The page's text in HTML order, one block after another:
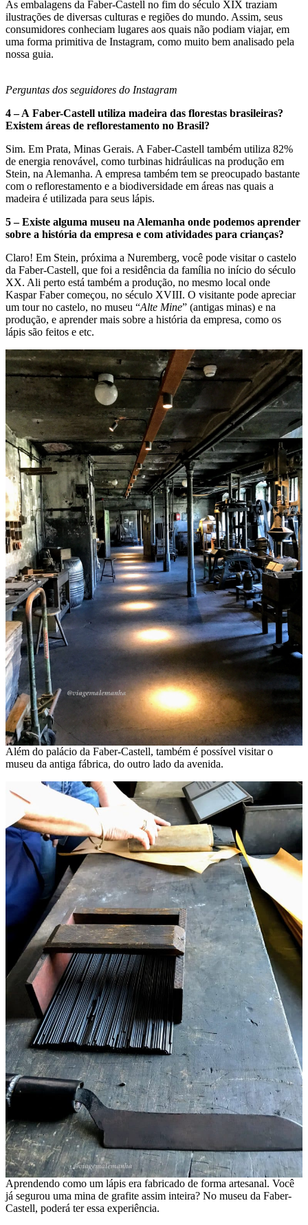
As embalagens da Faber-Castell no fim do século XIX traziam
ilustrações de diversas culturas e regiões do mundo. Assim, seus
consumidores conheciam lugares aos quais não podiam viajar, em
uma forma primitiva de Instagram, como muito bem analisado pela
nossa guia.
Perguntas dos seguidores do Instagram
4 – A Faber-Castell utiliza madeira das florestas brasileiras?
Existem áreas de reflorestamento no Brasil?
Sim. Em Prata, Minas Gerais. A Faber-Castell também utiliza 82%
de energia renovável, como turbinas hidráulicas na produção em
Stein, na Alemanha. A empresa também tem se preocupado bastante
com o reflorestamento e a biodiversidade em áreas nas quais a
madeira é utilizada para seus lápis.
5 – Existe alguma museu na Alemanha onde podemos aprender
sobre a história da empresa e com atividades para crianças?
Claro! Em Stein, próxima a Nuremberg, você pode visitar o castelo
da Faber-Castell, que foi a residência da família no início do século
XX. Ali perto está também a produção, no mesmo local onde
Kaspar Faber começou, no século XVIII. O visitante pode apreciar
um tour no castelo, no museu “Alte Mine” (antigas minas) e na
produção, e aprender mais sobre a história da empresa, como os
lápis são feitos e etc.
Além do palácio da Faber-Castell, também é possível visitar o
museu da antiga fábrica, do outro lado da avenida.
Aprendendo como um lápis era fabricado de forma artesanal. Você
já segurou uma mina de grafite assim inteira? No museu da Faber-
Castell, poderá ter essa experiência.